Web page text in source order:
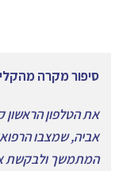
סיפור מקרה
אביה, שמצבו
המתמשך ולבקשת